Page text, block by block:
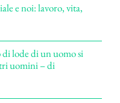
e noi: lavoro, vita,
lode di un uomo si
uomini – di